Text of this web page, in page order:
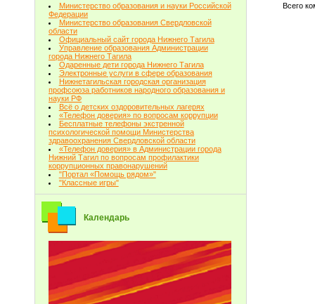
Министерство образования и науки Российской
Федерации
Министерство образования Свердловской
области
Официальный сайт города Нижнего Тагила
Управление образования Администрации
города Нижнего Тагила
Одаренные дети города Нижнего Тагила
Электронные услуги в сфере образования
Нижнетагильская городская организация
профсоюза работников народного образования и
науки РФ
Всё о детских оздоровительных лагерях
«Телефон доверия» по вопросам коррупции
Бесплатные телефоны экстренной
психологической помощи Министерства
здравоохранения Свердловской области
«Телефон доверия» в Администрации города
Нижний Тагил по вопросам профилактики
коррупционных правонарушений
"Портал «Помощь рядом»"
"Классные игры"
Календарь
Всего